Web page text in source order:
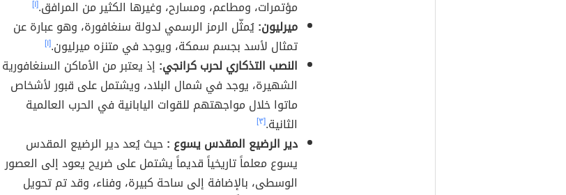
مؤتمرات، ومطاعم، ومسارح، وغيرها الكثير من المرافق.[١]
ميرليون:يُمثّل الرمز الرسمي لدولة سنغافورة، وهو عبارة عن
تمثال لأسد بجسم سمكة، ويوجد في متنزه ميرليون.[١]
النصب التذكاري لحرب كرانجي: إذ يعتبر من الأماكن السنغافورية
الشهيرة، يوجد في شمال البلاد، ويشتمل على قبور لأشخاص
ماتوا خلال مواجهتهم للقوات اليابانية في الحرب العالمية
الثانية.[٣]
دير الرضيع المقدس يسوع :حيث يُعد دير الرضيع المقدس
يسوع معلماً تاريخياً قديماً يشتمل على ضريح يعود إلى العصور
الوسطى، بالإضافة إلى ساحة كبيرة، وفناء، وقد تم تحويل